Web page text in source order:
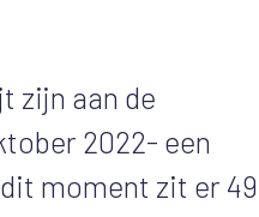
zijn aan de
2022- een
moment zit er 49